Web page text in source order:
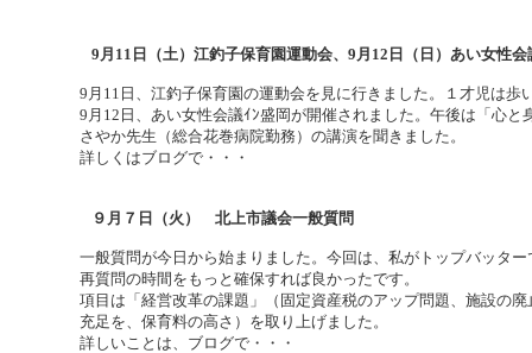
9月11日（土）江釣子保育園運動会、9月12日（日）あい女性会
9月11日、江釣子保育園の運動会を見に行きました。１才児は
9月12日、あい女性会議ｲﾝ盛岡が開催されました。午後は「心
さやか先生（総合花巻病院勤務）の講演を聞きました。
詳しくはブログで・・・
９月７日（火） 北上市議会一般質問
一般質問が今日から始まりました。今回は、私がトップバッター
再質問の時間をもっと確保すれば良かったです。
項目は「経営改革の課題」（固定資産税のアップ問題、施設の
充足を、保育料の高さ）を取り上げました。
詳しいことは、ブログで・・・